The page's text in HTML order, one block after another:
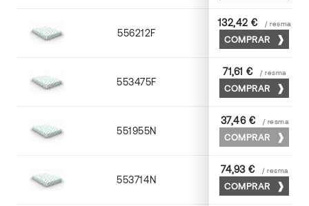
556212F 72 x 102
132,42 € / resma
COMPRAR
553475F 75 x 53
71,61 € / resma
COMPRAR
551955N 52 x 70
37,46 € / resma
COMPRAR
553714N 72 x 102
74,93 € / resma
COMPRAR